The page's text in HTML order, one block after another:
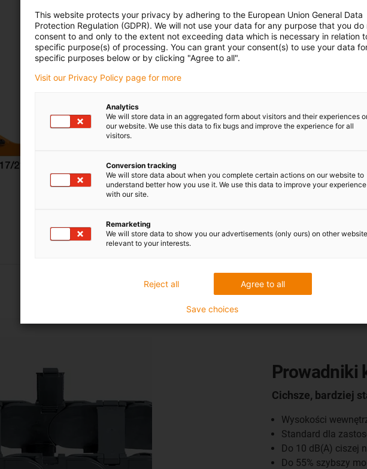
Prowadniki
Cichsze, bardziej
Wysokości
Standard dla
Do 10 dB(A) ciszej
Do 55% szybszy
This website protects your privacy by adhering to the European Union General Data
Protection Regulation (GDPR). We will not use your data for any purpose that you do
consent to and only to the extent not exceeding data which is necessary in relation
specific purpose(s) of processing. You can grant your consent(s) to use your data
specific purposes below or by clicking "Agree to all".
Visit our Privacy Policy page for more
Analytics
We will store data in an aggregated form about visitors and their experiences
our website. We use this data to fix bugs and improve the experience for all
visitors.
Conversion tracking
We will store data about when you complete certain actions on our website to
understand better how you use it. We use this data to improve your experience
with our site.
Remarketing
We will store data to show you our advertisements (only ours) on other
relevant to your interests.
Agree to all
Reject all
Save choices